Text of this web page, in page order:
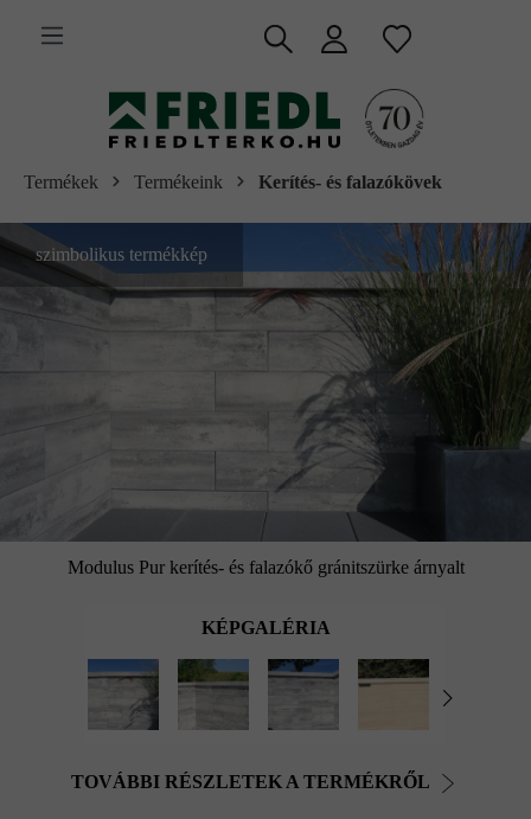
tartalomra
Termékek Termékeink Kerítés- és falazókövek
Modulus Pur kerítés- és falazókő gránitszürke árnyalt
szimbolikus termékkép
KÉPGALÉRIA
TOVÁBBI RÉSZLETEK A TERMÉKRŐL